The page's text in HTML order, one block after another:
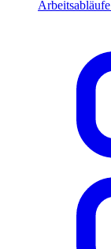
Arbeitsabläufe